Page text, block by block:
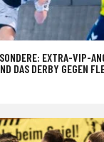
EXTRA-VIP-
DAS DERBY GEGEN